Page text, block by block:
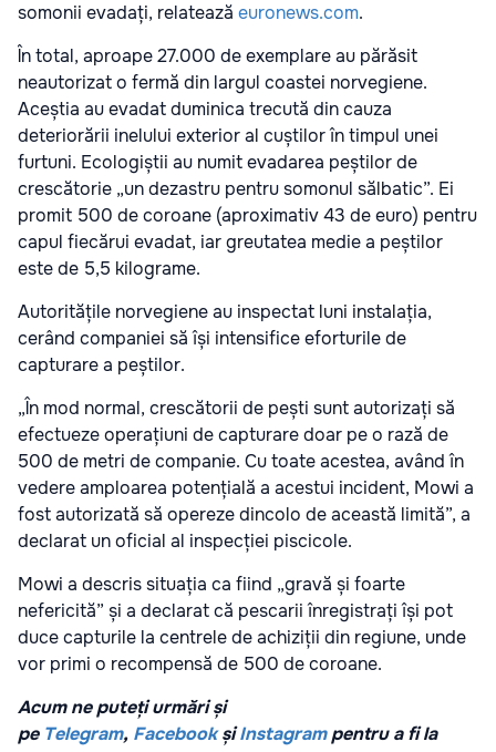
somonii evadați, relatează euronews.com.
În total, aproape 27.000 de exemplare au părăsit
neautorizat o fermă din largul coastei norvegiene.
Aceștia au evadat duminica trecută din cauza
deteriorării inelului exterior al cuștilor în timpul unei
furtuni. Ecologiștii au numit evadarea peștilor de
crescătorie „un dezastru pentru somonul sălbatic”. Ei
promit 500 de coroane (aproximativ 43 de euro) pentru
capul fiecărui evadat, iar greutatea medie a peștilor
este de 5,5 kilograme.
Autoritățile norvegiene au inspectat luni instalația,
cerând companiei să își intensifice eforturile de
capturare a peștilor.
„În mod normal, crescătorii de pești sunt autorizați să
efectueze operațiuni de capturare doar pe o rază de
500 de metri de companie. Cu toate acestea, având în
vedere amploarea potențială a acestui incident, Mowi a
fost autorizată să opereze dincolo de această limită”, a
declarat un oficial al inspecției piscicole.
Mowi a descris situația ca fiind „gravă și foarte
nefericită” și a declarat că pescarii înregistrați își pot
duce capturile la centrele de achiziții din regiune, unde
vor primi o recompensă de 500 de coroane.
Acum ne puteți urmări și
pe Telegram, FacebookșiInstagrampentru a fi la